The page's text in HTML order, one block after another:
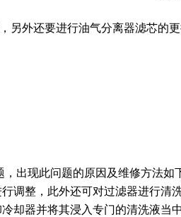
另外还要进行油气分离器滤芯的
出现此问题的原因及维修方
行调整，此外还可对过滤器进行
冷却器并将其浸入专门的清洗液